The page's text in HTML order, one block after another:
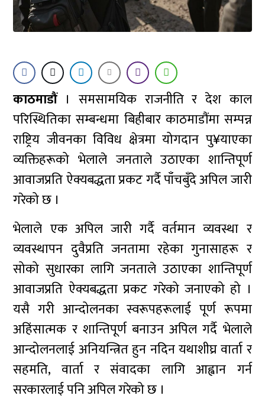
काठमाडौं। समसामयिक राजनीति र देश काल
परिस्थितिका सम्बन्धमा बिहीबार काठमाडौंमा सम्पन्न
राष्ट्रिय जीवनका विविध क्षेत्रमा योगदान पु¥याएका
व्यक्तिहरूको भेलाले जनताले उठाएका शान्तिपूर्ण
आवाजप्रति ऐक्यबद्धता प्रकट गर्दै पाँचबुँदे अपिल जारी
गरेको छ ।
भेलाले एक अपिल जारी गर्दै वर्तमान व्यवस्था र
व्यवस्थापन दुवैप्रति जनतामा रहेका गुनासाहरू र
सोको सुधारका लागि जनताले उठाएका शान्तिपूर्ण
आवाजप्रति ऐक्यबद्धता प्रकट गरेको जनाएको हो ।
यसै गरी आन्दोलनका स्वरूपहरूलाई पूर्ण रूपमा
अहिंसात्मक र शान्तिपूर्ण बनाउन अपिल गर्दै भेलाले
आन्दोलनलाई अनियन्त्रित हुन नदिन यथाशीघ्र वार्ता र
सहमति, वार्ता र संंवादका लागि आह्वान गर्न
सरकारलाई पनि अपिल गरेको छ ।